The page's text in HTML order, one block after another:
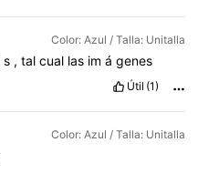
Color: Azul / Talla: Unitalla
s , tal cual las im á genes
Útil (1)
Color: Azul / Talla: Unitalla